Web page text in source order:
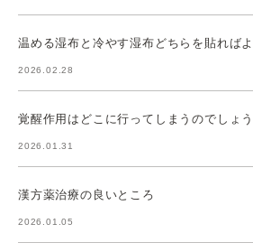
温める湿布と冷やす湿布どちらを貼れば
2026.02.28
覚醒作用はどこに行ってしまうのでしょ
2026.01.31
漢方薬治療の良いところ
2026.01.05